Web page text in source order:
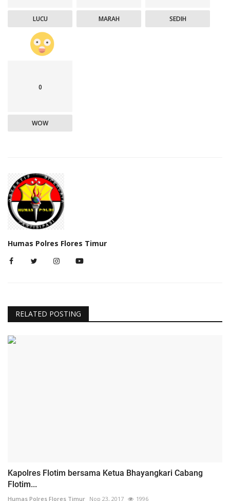
LUCU MARAH SEDIH
0
WOW
Humas Polres Flores Timur
RELATED POSTING
Kapolres Flotim bersama Ketua Bhayangkari Cabang
Flotim...
Humas Polres Flores Timur Nop 23, 2017 1996